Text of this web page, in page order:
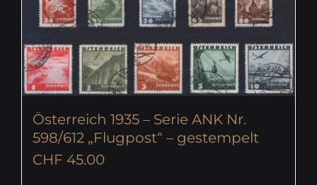
Österreich 1935 – Serie ANK Nr.
598/612 „Flugpost“ – gestempelt
CHF 45.00